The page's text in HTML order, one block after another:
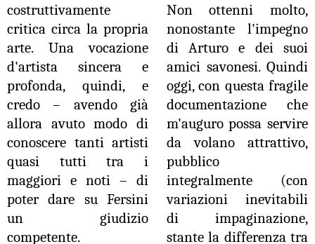
costruttivamente
critica circa la propria
arte. Una vocazione
d'artista sincera e
profonda, quindi, e
credo – avendo già
allora avuto modo di
conoscere tanti artisti
quasi tutti tra i
maggiori e noti – di
poter dare su Fersini
un giudizio
competente.
Non ottenni molto,
nonostante l'impegno
di Arturo e dei suoi
amici savonesi. Quindi
oggi, con questa fragile
documentazione che
m'auguro possa servire
da volano attrattivo,
pubblico
integralmente (con
variazioni inevitabili
di impaginazione,
stante la differenza tra